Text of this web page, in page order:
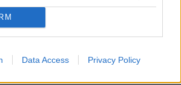
Data Access Privacy Policy
λένε οι
τον
Η αρχική εκδοχή
Κυψέλη και η